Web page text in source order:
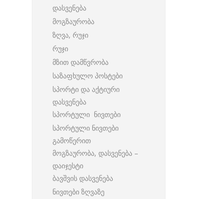
დასვენება
მოგზაურობა
ზღვა, რუჯი
რუჯი
მზით დამწვრობა
საზაფხულო პოსტები
სპორტი და აქტიური
დასვენება
სპორტული ნივთები
სპორტული ნივთები
გამოწერით
მოგზაურობა, დასვენება –
დაიჯესტი
ბავშვის დასვენება
ნივთები ზღვაზე